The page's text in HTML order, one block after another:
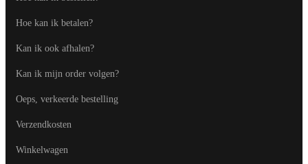
Hoe kan ik betalen?
Kan ik ook afhalen?
Kan ik mijn order volgen?
Oeps, verkeerde bestelling
Verzendkosten
Winkelwagen